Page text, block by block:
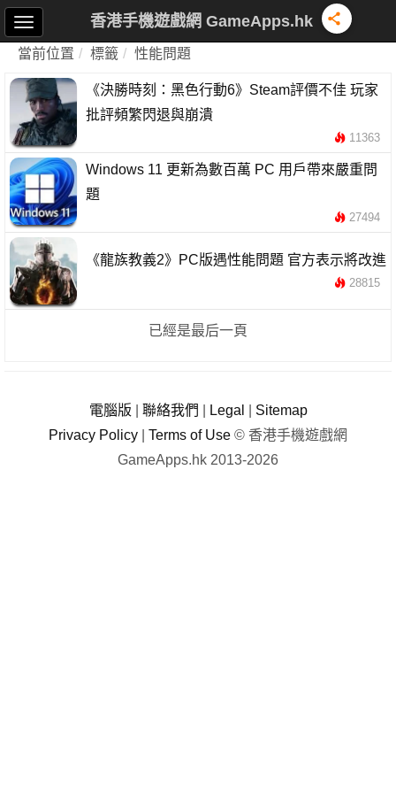
香港手機遊戲網 GameApps.hk
當前位置 標籤 性能問題
《決勝時刻：黑色行動6》Steam評價不佳 玩家
批評頻繁閃退與崩潰
11363
Windows 11 更新為數百萬 PC 用戶帶來嚴重問
題
27494
《龍族教義2》PC版遇性能問題 官方表示將改進
28815
已經是最后一頁
電腦版 聯絡我們 Legal
Sitemap
Privacy Policy
Terms of Use © 香港手機遊戲網
GameApps.hk 2013-2026